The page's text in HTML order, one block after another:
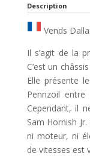
Description
Vends
Il s’agit de la
C’est un
Elle présente
Pennzoil
Cependant, il
Sam Hornish
ni moteur, ni
de vitesses est